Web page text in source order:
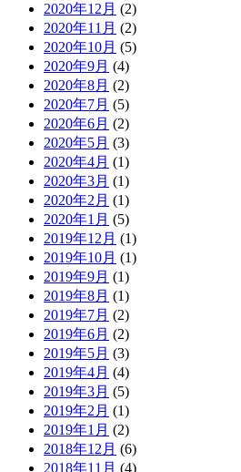
2020年12月 (2)
2020年11月 (2)
2020年10月 (5)
2020年9月 (4)
2020年8月 (2)
2020年7月 (5)
2020年6月 (2)
2020年5月 (3)
2020年4月 (1)
2020年3月 (1)
2020年2月 (1)
2020年1月 (5)
2019年12月 (1)
2019年10月 (1)
2019年9月 (1)
2019年8月 (1)
2019年7月 (2)
2019年6月 (2)
2019年5月 (3)
2019年4月 (4)
2019年3月 (5)
2019年2月 (1)
2019年1月 (2)
2018年12月 (6)
2018年11月 (4)